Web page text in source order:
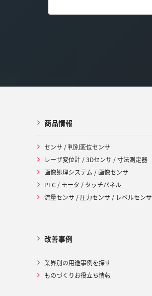
商品情報
センサ / 判別変位センサ
レーザ変位計 / 3Dセンサ / 寸法測定器
画像処理システム / 画像センサ
PLC / モータ / タッチパネル
流量センサ / 圧力センサ / レベルセンサ
改善事例
業界別の用途事例を探す
ものづくりお役立ち情報